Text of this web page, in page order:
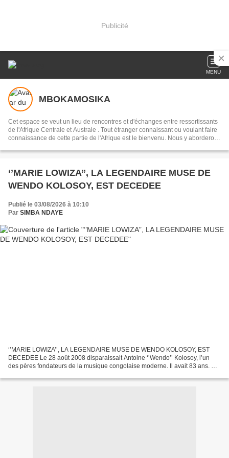
Publicité
MENU
MBOKAMOSIKA
Cet espace se veut un lieu de rencontres et d'échanges entre ressortissants
de l'Afrique Centrale et Australe . Tout étranger connaissant ou voulant faire
connaissance de cette partie de l'Afrique est le bienvenu. Nous y aborderons
interlocuteurs . Notre devise:réduire la distance qui nous sépare du
musique dans toute sa diversité
‘’MARIE LOWIZA’’, LA LEGENDAIRE MUSE DE
WENDO KOLOSOY, EST DECEDEE
Publié le 03/08/2026 à 10:10
Par SIMBA NDAYE
‘’MARIE LOWIZA’’, LA LEGENDAIRE MUSE DE WENDO KOLOSOY, EST
DECEDEE Le 28 août 2008 disparaissait Antoine ‘’Wendo’’ Kolosoy, l’un
des pères fondateurs de la musique congolaise moderne. Il avait 83 ans. En